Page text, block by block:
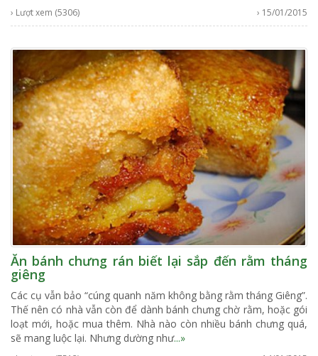
› Lượt xem (5306) › 15/01/2015
Ăn bánh chưng rán biết lại sắp đến rằm tháng
giêng
Các cụ vẫn bảo “cúng quanh năm không bằng rằm tháng Giêng”.
Thế nên có nhà vẫn còn để dành bánh chưng chờ rằm, hoặc gói
loạt mới, hoặc mua thêm. Nhà nào còn nhiều bánh chưng quá,
sẽ mang luộc lại. Nhưng dường như...»